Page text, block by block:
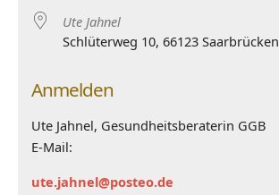
Ute Jahnel
Schlüterweg 10, 66123 Saarbrücken
Anmelden
Ute Jahnel, Gesundheitsberaterin GGB
E-Mail:
ute.jahnel@posteo.de